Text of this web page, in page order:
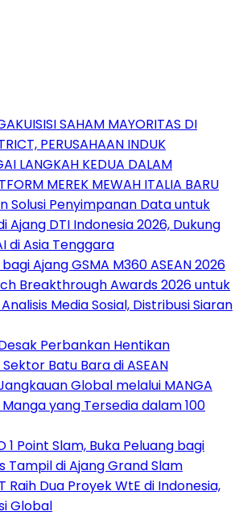
SAHAM MAYORITAS DI
PERUSAHAAN INDUK
LANGKAH KEDUA DALAM
MEREK MEWAH ITALIA BARU
Solusi Penyimpanan Data untuk
Ajang DTI Indonesia 2026, Dukung
di Asia Tenggara
Ajang GSMA M360 ASEAN 2026
Breakthrough Awards 2026 untuk
Media Sosial, Distribusi Siaran
Perbankan Hentikan
Batu Bara di ASEAN
Global melalui MANGA
Manga yang Tersedia dalam 100
1 Point Slam, Buka Peluang bagi
Tampil di Ajang Grand Slam
Raih Dua Proyek WtE di Indonesia,
Global